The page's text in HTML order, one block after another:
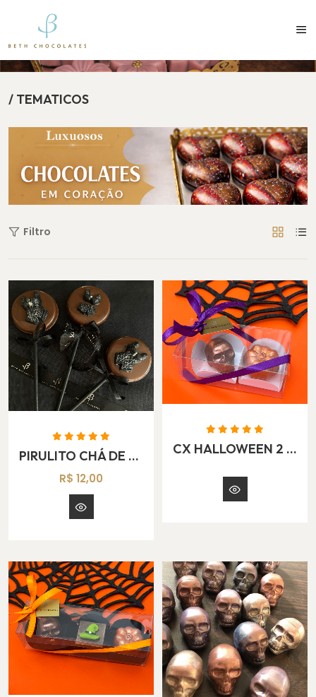
contato@bethchocolates.com.br
/ TEMATICOS
Filtro
PIRULITO CHÁ DE LINGERIE
R$ 12,00
CX HALLOWEEN 2 FIGURAS